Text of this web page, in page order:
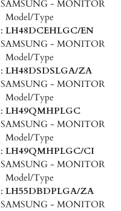
SAMSUNG - MONITOR
Model/Type
: LH48DCEHLGC/EN
SAMSUNG - MONITOR
Model/Type
: LH48DSDSLGA/ZA
SAMSUNG - MONITOR
Model/Type
: LH49QMHPLGC
SAMSUNG - MONITOR
Model/Type
: LH49QMHPLGC/CI
SAMSUNG - MONITOR
Model/Type
: LH55DBDPLGA/ZA
SAMSUNG - MONITOR